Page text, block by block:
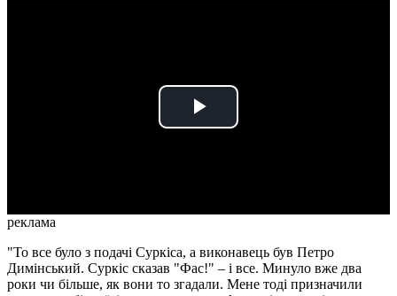
Play
реклама
"То все було з подачі Суркіса, а виконавець був Петро
Димінський. Суркіс сказав "Фас!" – і все. Минуло вже два
роки чи більше, як вони то згадали. Мене тоді призначили